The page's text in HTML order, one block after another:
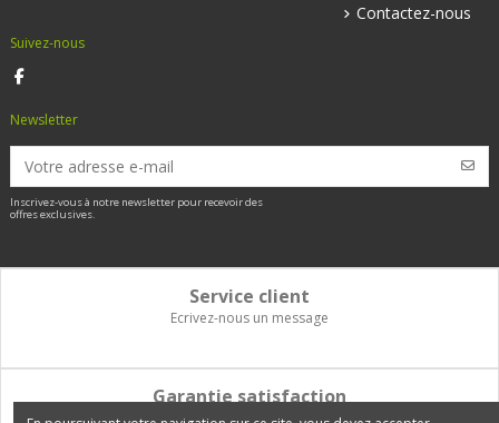
Contactez-nous
Suivez-nous
Newsletter
Inscrivez-vous à notre newsletter pour recevoir des
offres exclusives.
Service client
Ecrivez-nous un message
Garantie satisfaction
Vous disposez de 14 jours pour changer d'avis et être remboursé